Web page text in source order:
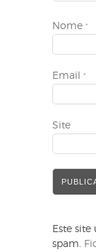
Nome *
Email *
Site
Este
spam.